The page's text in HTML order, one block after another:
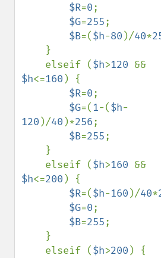
$R=0;
$G=255;
$B=($h-80 )/40*
    elseif (
$h>120
$h<=160 ) {
$R=0;
$G=(1-($h-
120 )/40 )*256;
$B=255;
    elseif (
$h>160
$h<=200 ) {
$R=($h-160 )/40*
$G=0;
$B=255;
    elseif (
$h>200 ) {